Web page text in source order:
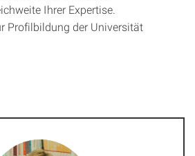
Ihrer Expertise.
Profilbildung der Universität